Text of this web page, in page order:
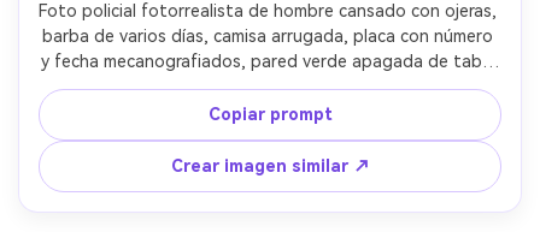
Foto policial fotorrealista de hombre cansado con ojeras,
barba de varios días, camisa arrugada, placa con número
y fecha mecanografiados, pared verde apagada de tabla
de alturas, luz fluorescente fuerte desde arriba creando
sombras poco halagadoras, tomada con 50mm, encuadre
centrado, gradación fría y desaturada, piel realista --ar
4:5
Copiar prompt
Crear imagen similar ↗